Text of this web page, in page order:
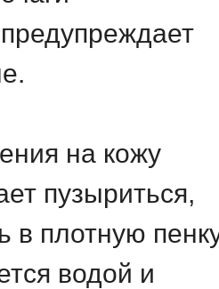
на кожу
пузыриться,
в плотную
водой и